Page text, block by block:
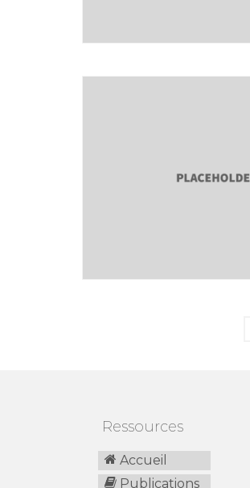
Ressources
Accueil
Publications